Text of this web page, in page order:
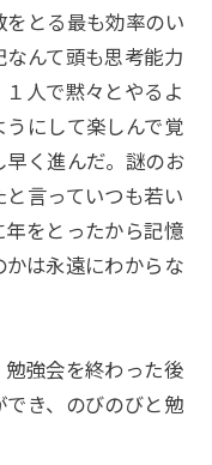
とる最も効率のい
んて頭も思考能力
人で黙々とやるよ
うにして楽しんで覚
早く進んだ。謎のお
言っていつも若い
をとったから記憶
は永遠にわからな
強会を終わった後
き、のびのびと勉